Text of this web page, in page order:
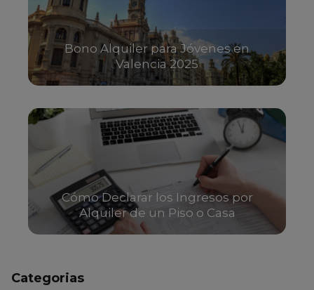
Bono Alquiler para Jóvenes en
Valencia 2025
Cómo Declarar los Ingresos por
Alquiler de un Piso o Casa
Categorias